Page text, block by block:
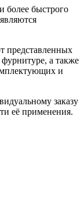
более быстрого
представленных
а также
и
заказу
её применения.